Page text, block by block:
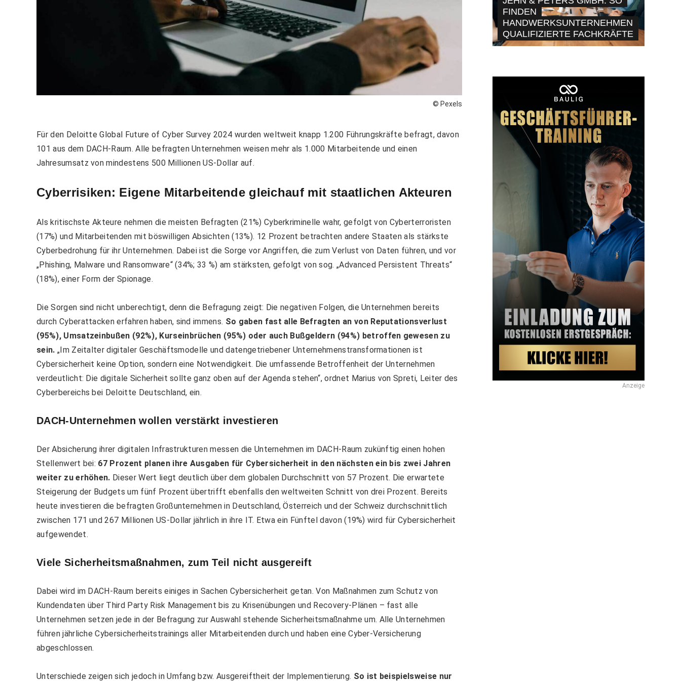
© Pexels
Für den Deloitte Global Future of Cyber Survey 2024 wurden weltweit knapp 1.200 Führungskräfte befragt, davon
101 aus dem DACH-Raum. Alle befragten Unternehmen weisen mehr als 1.000 Mitarbeitende und einen
Jahresumsatz von mindestens 500 Millionen US-Dollar auf.
Cyberrisiken: Eigene Mitarbeitende gleichauf mit staatlichen Akteuren
Als kritischste Akteure nehmen die meisten Befragten (21%) Cyberkriminelle wahr, gefolgt von Cyberterroristen
(17%) und Mitarbeitenden mit böswilligen Absichten (13%). 12 Prozent betrachten andere Staaten als stärkste
Cyberbedrohung für ihr Unternehmen. Dabei ist die Sorge vor Angriffen, die zum Verlust von Daten führen, und vor
„Phishing, Malware und Ransomware“ (34%; 33 %) am stärksten, gefolgt von sog. „Advanced Persistent Threats“
(18%), einer Form der Spionage.
Die Sorgen sind nicht unberechtigt, denn die Befragung zeigt: Die negativen Folgen, die Unternehmen bereits
durch Cyberattacken erfahren haben, sind immens. So gaben fast alle Befragten an von Reputationsverlust
(95%), Umsatzeinbußen (92%), Kurseinbrüchen (95%) oder auch Bußgeldern (94%) betroffen gewesen zu
sein. „Im Zeitalter digitaler Geschäftsmodelle und datengetriebener Unternehmenstransformationen ist
Cybersicherheit keine Option, sondern eine Notwendigkeit. Die umfassende Betroffenheit der Unternehmen
verdeutlicht: Die digitale Sicherheit sollte ganz oben auf der Agenda stehen“, ordnet Marius von Spreti, Leiter des
Cyberbereichs bei Deloitte Deutschland, ein.
DACH-Unternehmen wollen verstärkt investieren
Der Absicherung ihrer digitalen Infrastrukturen messen die Unternehmen im DACH-Raum zukünftig einen hohen
Stellenwert bei: 67 Prozent planen ihre Ausgaben für Cybersicherheit in den nächsten ein bis zwei Jahren
weiter zu erhöhen. Dieser Wert liegt deutlich über dem globalen Durchschnitt von 57 Prozent. Die erwartete
Steigerung der Budgets um fünf Prozent übertrifft ebenfalls den weltweiten Schnitt von drei Prozent. Bereits
heute investieren die befragten Großunternehmen in Deutschland, Österreich und der Schweiz durchschnittlich
zwischen 171 und 267 Millionen US-Dollar jährlich in ihre IT. Etwa ein Fünftel davon (19%) wird für Cybersicherheit
aufgewendet.
Viele Sicherheitsmaßnahmen, zum Teil nicht ausgereift
Dabei wird im DACH-Raum bereits einiges in Sachen Cybersicherheit getan. Von Maßnahmen zum Schutz von
Kundendaten über Third Party Risk Management bis zu Krisenübungen und Recovery-Plänen – fast alle
Unternehmen setzen jede in der Befragung zur Auswahl stehende Sicherheitsmaßnahme um. Alle Unternehmen
führen jährliche Cybersicherheitstrainings aller Mitarbeitenden durch und haben eine Cyber-Versicherung
abgeschlossen.
Unterschiede zeigen sich jedoch in Umfang bzw. Ausgereiftheit der Implementierung. So ist beispielsweise nur
FINDEN
HANDWERKSUNTERNEHMEN
QUALIFIZIERTE FACHKRÄFTE
Anzeige